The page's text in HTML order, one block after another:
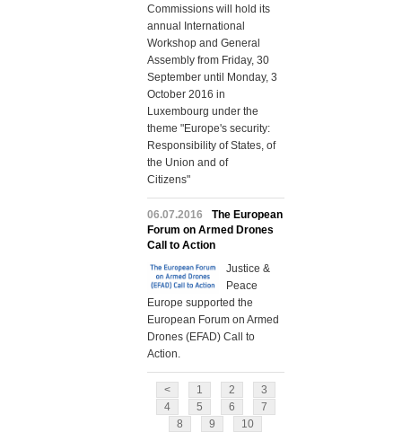
Commissions will hold its
annual International
Workshop and General
Assembly from Friday, 30
September until Monday, 3
October 2016 in
Luxembourg under the
theme "Europe's security:
Responsibility of States, of
the Union and of
Citizens"
06.07.2016
The European
Forum on Armed Drones
Call to Action
Justice &
Peace
Europe supported the
European Forum on Armed
Drones (EFAD) Call to
Action.
< 1 2
3
4
5 6
7
8
9
10